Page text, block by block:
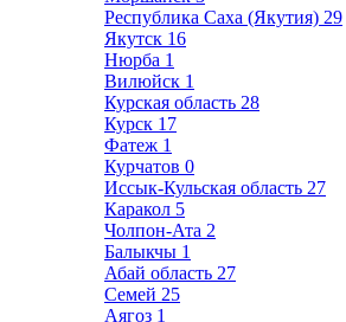
Республика Саха (Якутия) 29
Якутск 16
Нюрба 1
Вилюйск 1
Курская область 28
Курск 17
Фатеж 1
Курчатов 0
Иссык-Кульская область 27
Каракол 5
Чолпон-Ата 2
Балыкчы 1
Абай область 27
Семей 25
Аягоз 1